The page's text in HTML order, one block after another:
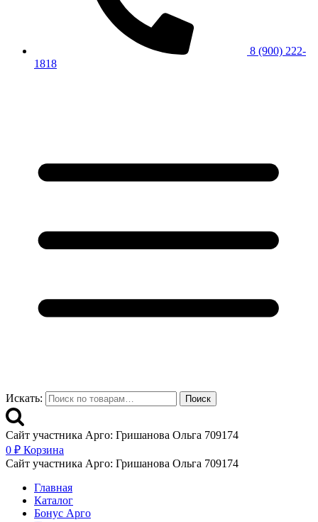
8 (900) 222-
1818
Искать: Поиск
Сайт участника Арго: Гришанова Ольга 709174
0 ₽ Корзина
Сайт участника Арго: Гришанова Ольга 709174
Главная
Каталог
Бонус Арго